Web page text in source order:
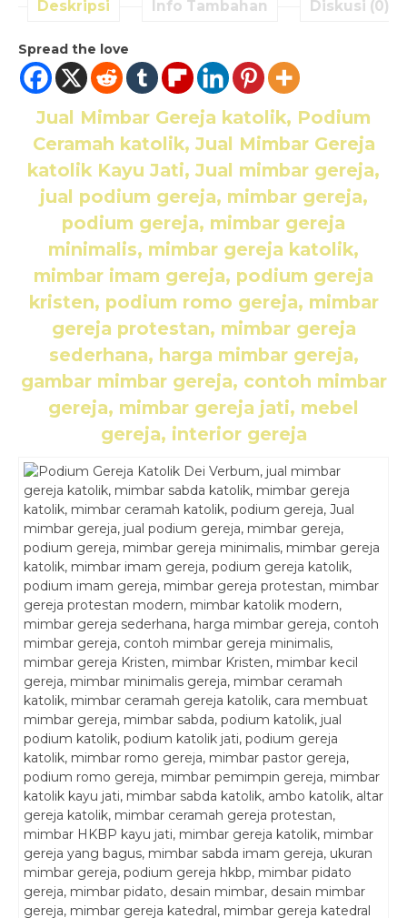
Deskripsi Info Tambahan Diskusi (0)
Spread the love
Jual Mimbar Gereja katolik, Podium
Ceramah katolik, Jual Mimbar Gereja
katolik Kayu Jati, Jual mimbar gereja,
jual podium gereja, mimbar gereja,
podium gereja, mimbar gereja
minimalis, mimbar gereja katolik,
mimbar imam gereja, podium gereja
kristen, podium romo gereja, mimbar
gereja protestan, mimbar gereja
sederhana, harga mimbar gereja,
gambar mimbar gereja, contoh mimbar
gereja, mimbar gereja jati, mebel
gereja, interior gereja